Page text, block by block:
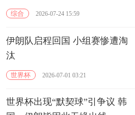
综合 2026-07-24 15:59
伊朗队启程回国 小组赛惨遭淘
汰
世界杯 2026-07-01 03:21
世界杯出现“默契球”引争议 韩